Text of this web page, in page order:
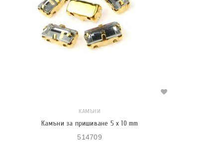
КАМЪНИ
Камъни за пришиване 5 x 10 mm
514709